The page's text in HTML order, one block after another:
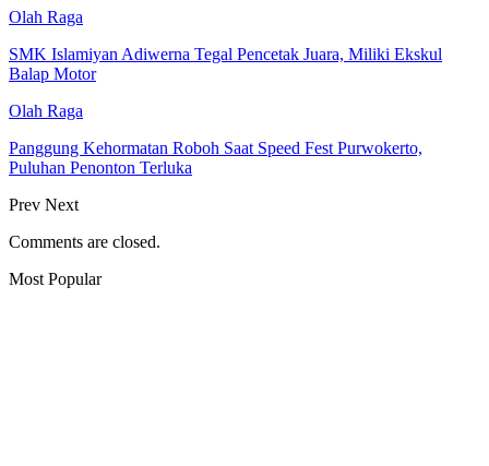
Olah Raga
SMK Islamiyan Adiwerna Tegal Pencetak Juara, Miliki Ekskul
Balap Motor
Olah Raga
Panggung Kehormatan Roboh Saat Speed Fest Purwokerto,
Puluhan Penonton Terluka
Prev Next
Comments are closed.
Most Popular